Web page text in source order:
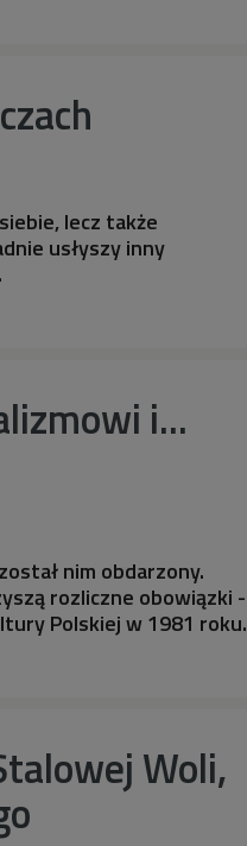
lecz także
usłyszy inny
i...
nim obdarzony.
rozliczne obowiązki -
Polskiej w 1981 roku.
Woli,